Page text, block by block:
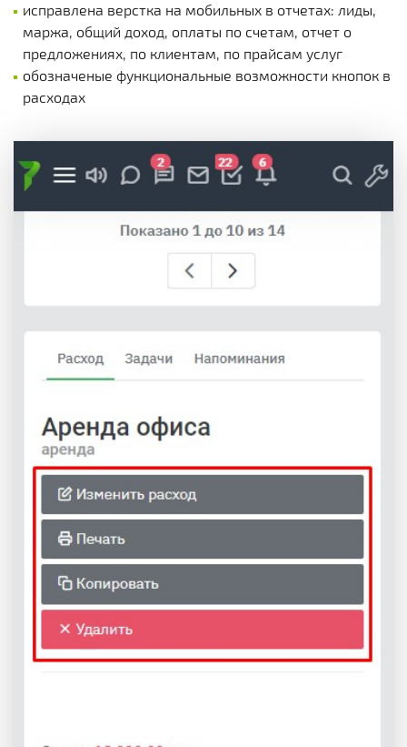
исправлена верстка на мобильных в отчетах: лиды,
маржа, общий доход, оплаты по счетам, отчет о
предложениях, по клиентам, по прайсам услуг
обозначеные функциональные возможности кнопок в
расходах